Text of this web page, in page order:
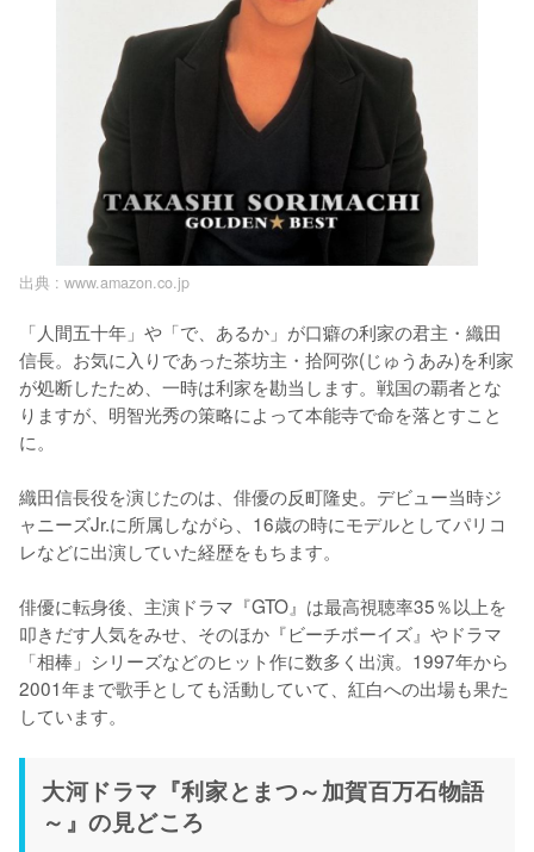
出典 : www.amazon.co.jp
「人間五十年」や「で、あるか」が口癖の利家の君主・織田
信長。お気に入りであった茶坊主・拾阿弥(じゅうあみ)を利家
が処断したため、一時は利家を勘当します。戦国の覇者とな
りますが、明智光秀の策略によって本能寺で命を落とすこと
に。
織田信長役を演じたのは、俳優の反町隆史。デビュー当時ジ
ャニーズJr.に所属しながら、16歳の時にモデルとしてパリコ
レなどに出演していた経歴をもちます。
俳優に転身後、主演ドラマ『GTO』は最高視聴率35％以上を
叩きだす人気をみせ、そのほか『ビーチボーイズ』やドラマ
「相棒」シリーズなどのヒット作に数多く出演。1997年から
2001年まで歌手としても活動していて、紅白への出場も果た
しています。
大河ドラマ『利家とまつ～加賀百万石物語
～』の見どころ